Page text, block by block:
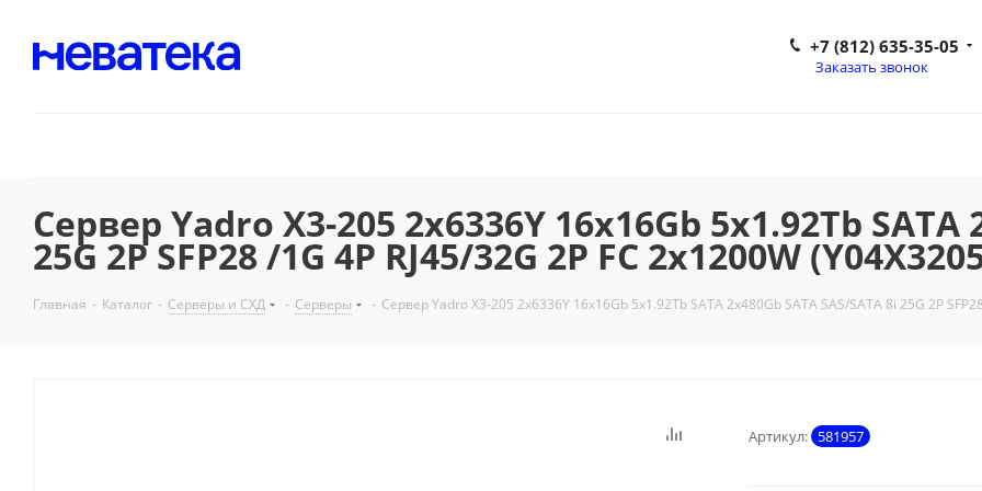
+7 (812) 635-35-05
Заказать звонок
Сервер Yadro X3-205 2x6336Y 16x16Gb 5x1.92Tb SATA
25G 2P SFP28 /1G 4P RJ45/32G 2P FC 2x1200W
Главная - Каталог - Серверы и СХД - Серверы - Сервер Yadro X3-205 2x6336Y 16x16Gb 5x1.92Tb SATA 2x480Gb SATA SAS/SATA 8i 25G 2P
Артикул: 581957